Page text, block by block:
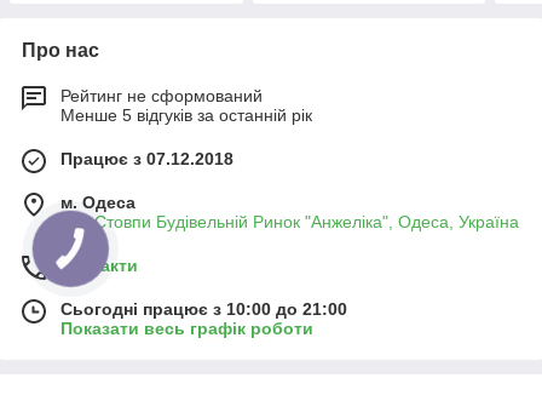
Про нас
Рейтинг не сформований
Менше 5 відгуків за останній рік
Працює з 07.12.2018
м. Одеса
Два Стовпи Будівельній Ринок "Анжеліка", Одеса, Україна
Контакти
Сьогодні працює з 10:00 до 21:00
Показати весь графік роботи